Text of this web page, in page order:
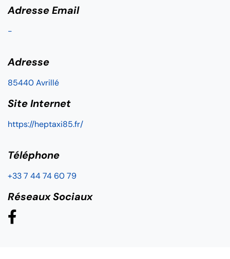
Adresse Email
-
Adresse
85440 Avrillé
Site Internet
https://heptaxi85.fr/
Téléphone
+33 7 44 74 60 79
Réseaux Sociaux